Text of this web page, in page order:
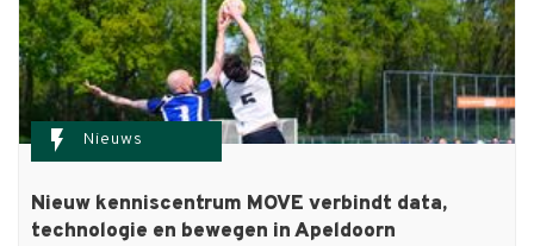
flash_on Nieuws
Nieuw kenniscentrum MOVE verbindt data,
technologie en bewegen in Apeldoorn